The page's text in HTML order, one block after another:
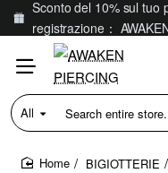
Sconto del 10% sul tuo
registrazione：
All
Search
entire
store...
BIGIOTTERIE